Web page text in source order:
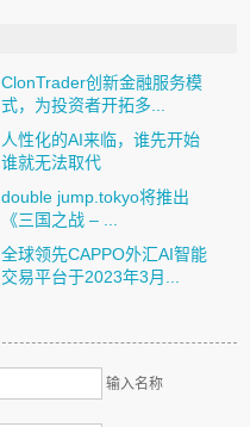
ClonTrader创新金融服务模
式，为投资者开拓多...
人性化的AI来临，谁先开始
谁就无法取代
double jump.tokyo将推出
《三国之战 – ...
全球领先CAPPO外汇AI智能
交易平台于2023年3月...
输入名称